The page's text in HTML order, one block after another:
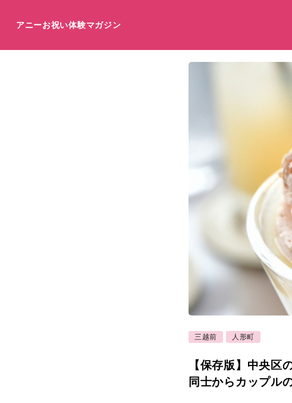
アニーお祝い体験マガジン
三越前 人形町
【保存版】中央
同士からカップル